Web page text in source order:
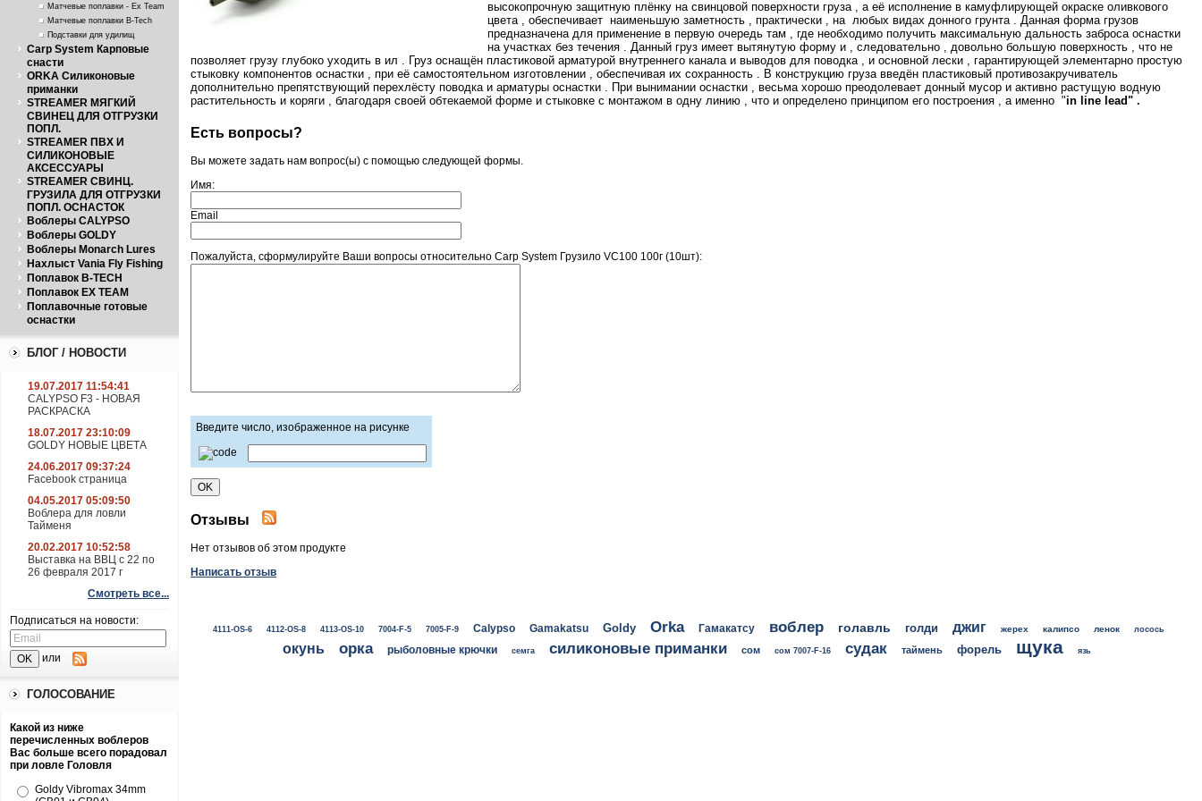
Матчевые поплавки - Ex Team
Матчевые поплавки B-Tech
Подставки для удилищ
Carp System Карповые
снасти
ORKA Силиконовые
приманки
STREAMER МЯГКИЙ
СВИНЕЦ ДЛЯ ОТГРУЗКИ
ПОПЛ.
STREAMER ПВХ И
СИЛИКОНОВЫЕ
АКСЕССУАРЫ
STREAMER СВИНЦ.
ГРУЗИЛА ДЛЯ ОТГРУЗКИ
ПОПЛ. ОСНАСТОК
Воблеры CALYPSO
Воблеры GOLDY
Воблеры Monarch Lures
Нахлыст Vania Fly Fishing
Поплавок B-TECH
Поплавок EX TEAM
Поплавочные готовые
оснастки
БЛОГ / НОВОСТИ
19.07.2017 11:54:41
CALYPSO F3 - НОВАЯ
РАСКРАСКА
18.07.2017 23:10:09
GOLDY НОВЫЕ ЦВЕТА
24.06.2017 09:37:24
Facebook страница
04.05.2017 05:09:50
Воблера для ловли
Тайменя
20.02.2017 10:52:58
Выставка на ВВЦ с 22 по
26 февраля 2017 г
Смотреть все...
Подписаться на новости:
или
ГОЛОСОВАНИЕ
Какой из ниже
перечисленных воблеров
Вас больше всего порадовал
при ловле Головля
Goldy Vibromax 34mm
высокопрочную защитную плёнку на свинцовой поверхности груза , а её исполнение в камуфлирующей окраске оливкового
цвета , обеспечивает наименьшую заметность , практически , на любых видах донного грунта . Данная форма грузов
предназначена для применение в первую очередь там , где необходимо получить максимальную дальность заброса оснастки
на участках без течения . Данный груз имеет вытянутую форму и , следовательно , довольно большую поверхность , что не
позволяет грузу глубоко уходить в ил . Груз оснащён пластиковой арматурой внутреннего канала и выводов для поводка , и основной лески , гарантирующей элементарно простую
стыковку компонентов оснастки , при её самостоятельном изготовлении , обеспечивая их сохранность . В конструкцию груза введён пластиковый противозакручиватель
дополнительно препятствующий перехлёсту поводка и арматуры оснастки . При вынимании оснастки , весьма хорошо преодолевает донный мусор и активно растущую водную
растительность и коряги , благодаря своей обтекаемой форме и стыковке с монтажом в одну линию , что и определено принципом его построения , а именно "in line lead" .
Есть вопросы?
Вы можете задать нам вопрос(ы) с помощью следующей формы.
Имя:
Email
Пожалуйста, сформулируйте Ваши вопросы относительно Carp System Грузило VC100 100г (10шт):
Введите число, изображенное на рисунке
Отзывы
Нет отзывов об этом продукте
Написать отзыв
4111-OS-6 4112-OS-8 4113-OS-10 7004-F-5 7005-F-9 Calypso Gamakatsu Goldy Orka Гамакатсу воблер голавль голди джиг жерех калипсо ленок лосось
окунь орка рыболовные крючки семга силиконовые приманки сом сом 7007-F-16 судак таймень форель щука язь